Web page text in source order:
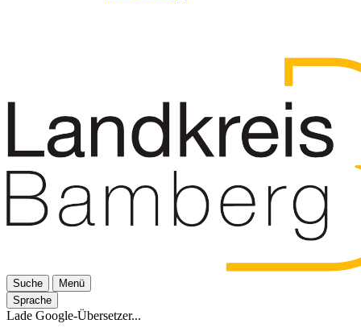
Suche
Menü
Sprache
Lade Google-Übersetzer...